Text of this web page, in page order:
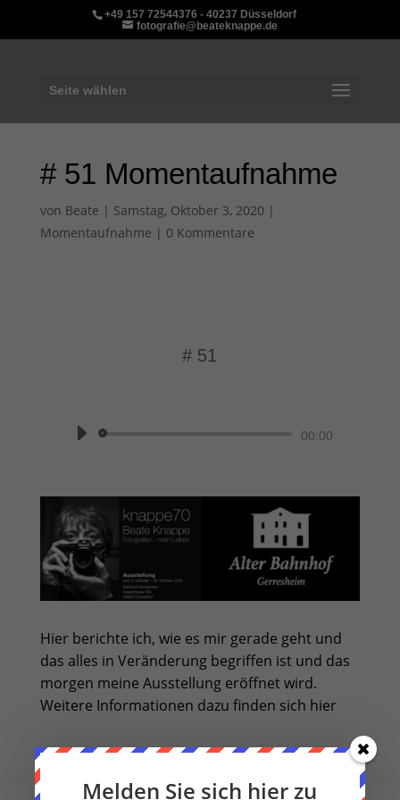
+49 157 72544376 - 40237 Düsseldorf
fotografie@beateknappe.de
Seite wählen
# 51 Momentaufnahme
von Beate | Samstag, Oktober 3, 2020 |
Momentaufnahme | 0 Kommentare
# 51
00:00
Hier berichte ich, wie es mir gerade geht und
das alles in Veränderung begriffen ist und das
morgen meine Ausstellung eröffnet wird.
Weitere Informationen dazu finden sich hier
Melden Sie sich hier zu